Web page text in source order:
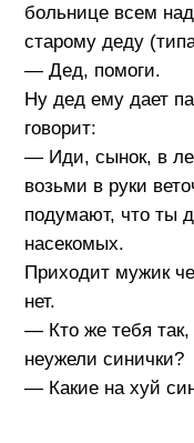
больнице всем
старому деду
— Дед, помоги.
Ну дед ему дает
говорит:
— Иди, сынок, в
возьми в руки
подумают, что ты
насекомых.
Приходит мужик
нет.
— Кто же тебя
неужели синички?
— Какие на хуй